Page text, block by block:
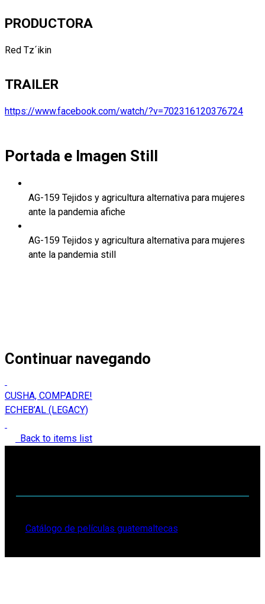
PRODUCTORA
Red Tz´ikin
TRAILER
https://www.facebook.com/watch/?v=702316120376724
Portada e Imagen Still
AG-159 Tejidos y agricultura alternativa para mujeres
ante la pandemia afiche
AG-159 Tejidos y agricultura alternativa para mujeres
ante la pandemia still
Continuar navegando
CUSHA, COMPADRE!
ECHEB’AL (LEGACY)
Back to items list
Catálogo de películas guatemaltecas